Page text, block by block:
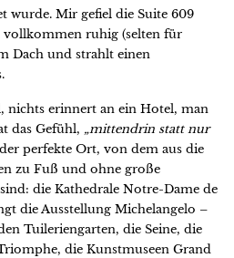
wurde. Mir gefiel die Suite 609
vollkommen ruhig (selten für
Dach und strahlt einen
erinnert an ein Hotel, man
das Gefühl, „mittendrin statt nur
perfekte Ort, von dem aus die
zu Fuß und ohne große
die Kathedrale Notre-Dame de
die Ausstellung Michelangelo –
Tuileriengarten, die Seine, die
die Kunstmuseen Grand